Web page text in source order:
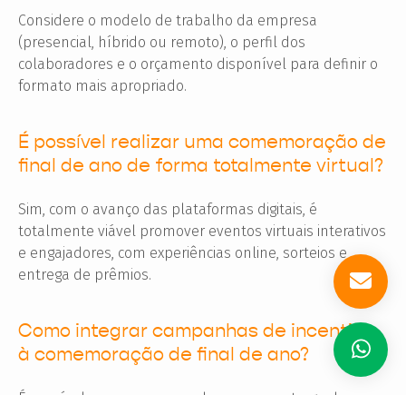
Considere o modelo de trabalho da empresa
(presencial, híbrido ou remoto), o perfil dos
colaboradores e o orçamento disponível para definir o
formato mais apropriado.
É possível realizar uma comemoração de
final de ano de forma totalmente virtual?
Sim, com o avanço das plataformas digitais, é
totalmente viável promover eventos virtuais interativos
e engajadores, com experiências online, sorteios e
entrega de prêmios.
Como integrar campanhas de incentivo
à comemoração de final de ano?